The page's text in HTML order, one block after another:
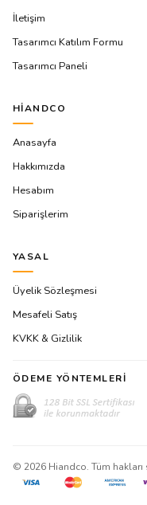
İletişim
Tasarımcı Katılım Formu
Tasarımcı Paneli
HIANDCO
Anasayfa
Hakkımızda
Hesabım
Siparişlerim
YASAL
Üyelik Sözleşmesi
Mesafeli Satış
KVKK & Gizlilik
ÖDEME YÖNTEMLERI
© 2026 Hiandco. Tüm hakları